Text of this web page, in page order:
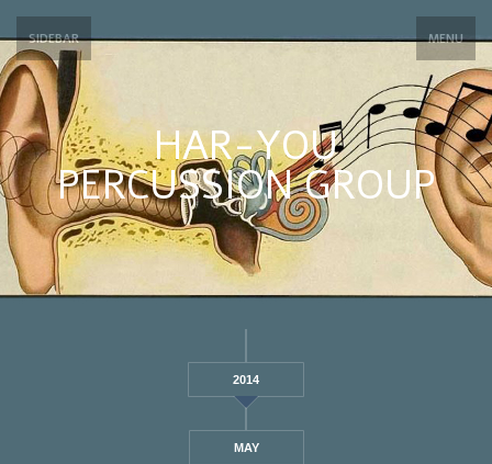
SIDEBAR MENU
HAR-YOU
PERCUSSION GROUP
2014
MAY